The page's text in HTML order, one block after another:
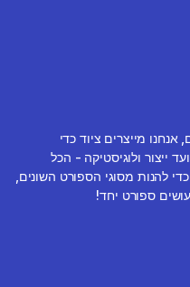
מייצרים ציוד כדי
ייצור ולוגיסטיקה - הכל
להנות מסוגי הספורט השונים,